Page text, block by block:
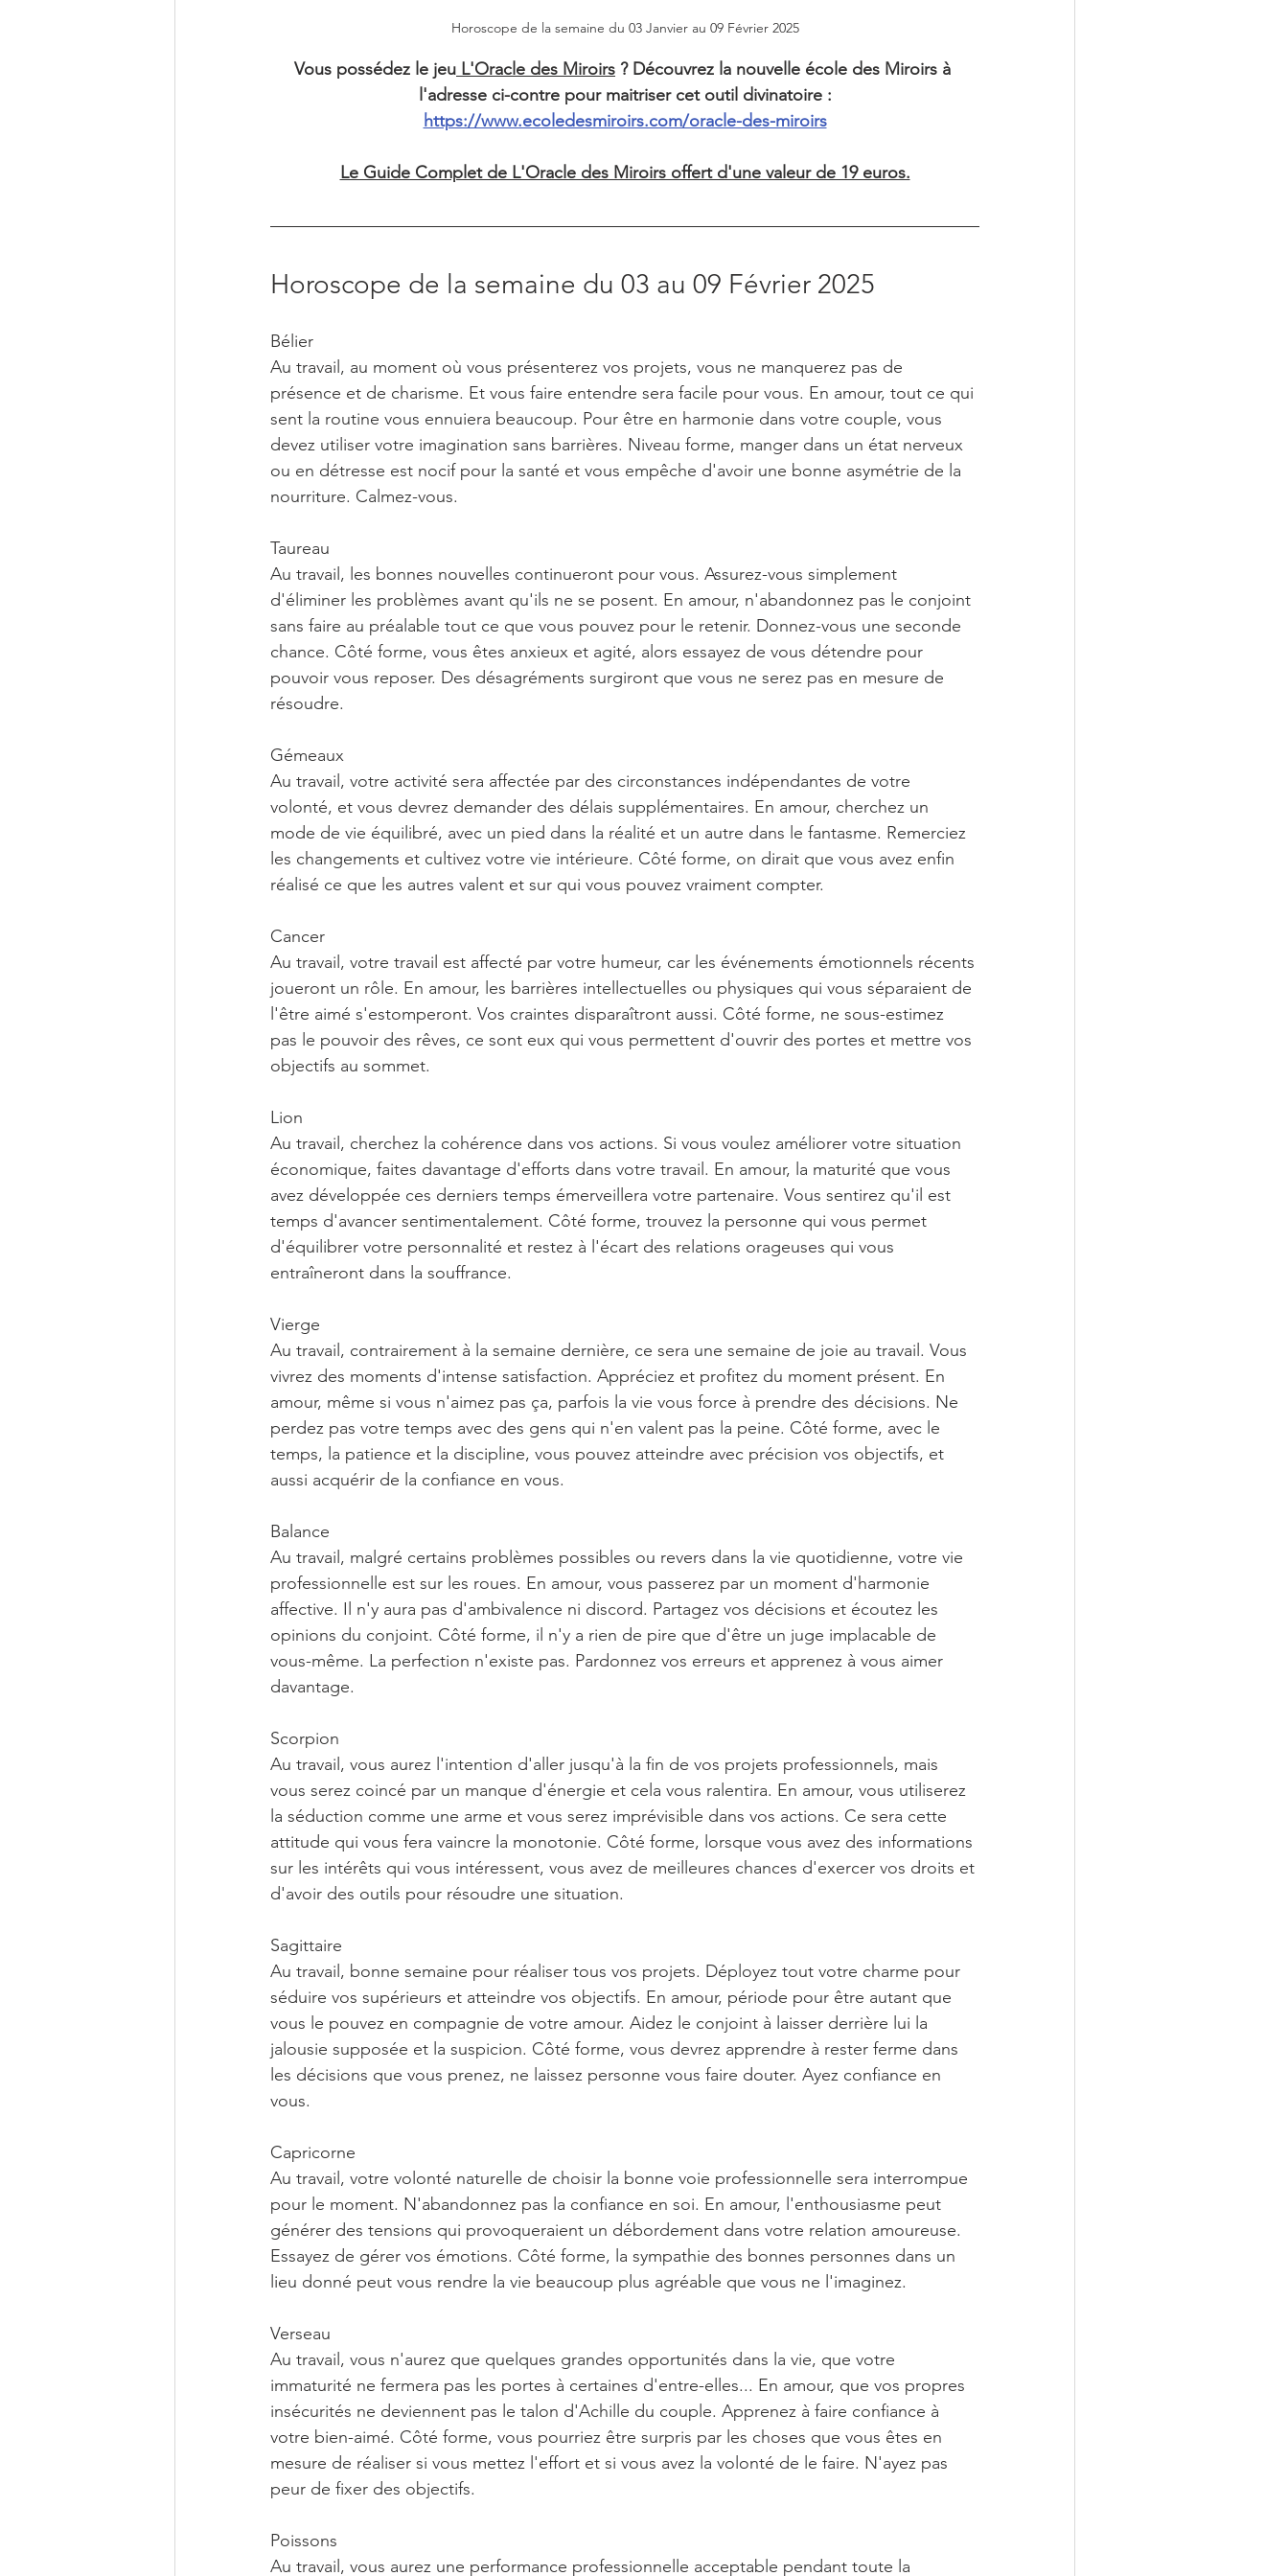
Horoscope de la semaine du 03 Janvier au 09 Février 2025
Vous possédez le jeu L'Oracle des Miroirs ? Découvrez la nouvelle école des Miroirs à
l'adresse ci-contre pour maitriser cet outil divinatoire :
https://www.ecoledesmiroirs.com/oracle-des-miroirs
Le Guide Complet de L'Oracle des Miroirs offert d'une valeur de 19 euros.
Horoscope de la semaine du 03 au 09 Février 2025
Bélier
Au travail, au moment où vous présenterez vos projets, vous ne manquerez pas de
présence et de charisme. Et vous faire entendre sera facile pour vous. En amour, tout ce qui
sent la routine vous ennuiera beaucoup. Pour être en harmonie dans votre couple, vous
devez utiliser votre imagination sans barrières. Niveau forme, manger dans un état nerveux
ou en détresse est nocif pour la santé et vous empêche d'avoir une bonne asymétrie de la
nourriture. Calmez-vous.
Taureau
Au travail, les bonnes nouvelles continueront pour vous. Assurez-vous simplement
d'éliminer les problèmes avant qu'ils ne se posent. En amour, n'abandonnez pas le conjoint
sans faire au préalable tout ce que vous pouvez pour le retenir. Donnez-vous une seconde
chance. Côté forme, vous êtes anxieux et agité, alors essayez de vous détendre pour
pouvoir vous reposer. Des désagréments surgiront que vous ne serez pas en mesure de
résoudre.
Gémeaux
Au travail, votre activité sera affectée par des circonstances indépendantes de votre
volonté, et vous devrez demander des délais supplémentaires. En amour, cherchez un
mode de vie équilibré, avec un pied dans la réalité et un autre dans le fantasme. Remerciez
les changements et cultivez votre vie intérieure. Côté forme, on dirait que vous avez enfin
réalisé ce que les autres valent et sur qui vous pouvez vraiment compter.
Cancer
Au travail, votre travail est affecté par votre humeur, car les événements émotionnels récents
joueront un rôle. En amour, les barrières intellectuelles ou physiques qui vous séparaient de
l'être aimé s'estomperont. Vos craintes disparaîtront aussi. Côté forme, ne sous-estimez
pas le pouvoir des rêves, ce sont eux qui vous permettent d'ouvrir des portes et mettre vos
objectifs au sommet.
Lion
Au travail, cherchez la cohérence dans vos actions. Si vous voulez améliorer votre situation
économique, faites davantage d'efforts dans votre travail. En amour, la maturité que vous
avez développée ces derniers temps émerveillera votre partenaire. Vous sentirez qu'il est
temps d'avancer sentimentalement. Côté forme, trouvez la personne qui vous permet
d'équilibrer votre personnalité et restez à l'écart des relations orageuses qui vous
entraîneront dans la souffrance.
Vierge
Au travail, contrairement à la semaine dernière, ce sera une semaine de joie au travail. Vous
vivrez des moments d'intense satisfaction. Appréciez et profitez du moment présent. En
amour, même si vous n'aimez pas ça, parfois la vie vous force à prendre des décisions. Ne
perdez pas votre temps avec des gens qui n'en valent pas la peine. Côté forme, avec le
temps, la patience et la discipline, vous pouvez atteindre avec précision vos objectifs, et
aussi acquérir de la confiance en vous.
Balance
Au travail, malgré certains problèmes possibles ou revers dans la vie quotidienne, votre vie
professionnelle est sur les roues. En amour, vous passerez par un moment d'harmonie
affective. Il n'y aura pas d'ambivalence ni discord. Partagez vos décisions et écoutez les
opinions du conjoint. Côté forme, il n'y a rien de pire que d'être un juge implacable de
vous-même. La perfection n'existe pas. Pardonnez vos erreurs et apprenez à vous aimer
davantage.
Scorpion
Au travail, vous aurez l'intention d'aller jusqu'à la fin de vos projets professionnels, mais
vous serez coincé par un manque d'énergie et cela vous ralentira. En amour, vous utiliserez
la séduction comme une arme et vous serez imprévisible dans vos actions. Ce sera cette
attitude qui vous fera vaincre la monotonie. Côté forme, lorsque vous avez des informations
sur les intérêts qui vous intéressent, vous avez de meilleures chances d'exercer vos droits et
d'avoir des outils pour résoudre une situation.
Sagittaire
Au travail, bonne semaine pour réaliser tous vos projets. Déployez tout votre charme pour
séduire vos supérieurs et atteindre vos objectifs. En amour, période pour être autant que
vous le pouvez en compagnie de votre amour. Aidez le conjoint à laisser derrière lui la
jalousie supposée et la suspicion. Côté forme, vous devrez apprendre à rester ferme dans
les décisions que vous prenez, ne laissez personne vous faire douter. Ayez confiance en
vous.
Capricorne
Au travail, votre volonté naturelle de choisir la bonne voie professionnelle sera interrompue
pour le moment. N'abandonnez pas la confiance en soi. En amour, l'enthousiasme peut
générer des tensions qui provoqueraient un débordement dans votre relation amoureuse.
Essayez de gérer vos émotions. Côté forme, la sympathie des bonnes personnes dans un
lieu donné peut vous rendre la vie beaucoup plus agréable que vous ne l'imaginez.
Verseau
Au travail, vous n'aurez que quelques grandes opportunités dans la vie, que votre
immaturité ne fermera pas les portes à certaines d'entre-elles... En amour, que vos propres
insécurités ne deviennent pas le talon d'Achille du couple. Apprenez à faire confiance à
votre bien-aimé. Côté forme, vous pourriez être surpris par les choses que vous êtes en
mesure de réaliser si vous mettez l'effort et si vous avez la volonté de le faire. N'ayez pas
peur de fixer des objectifs.
Poissons
Au travail, vous aurez une performance professionnelle acceptable pendant toute la